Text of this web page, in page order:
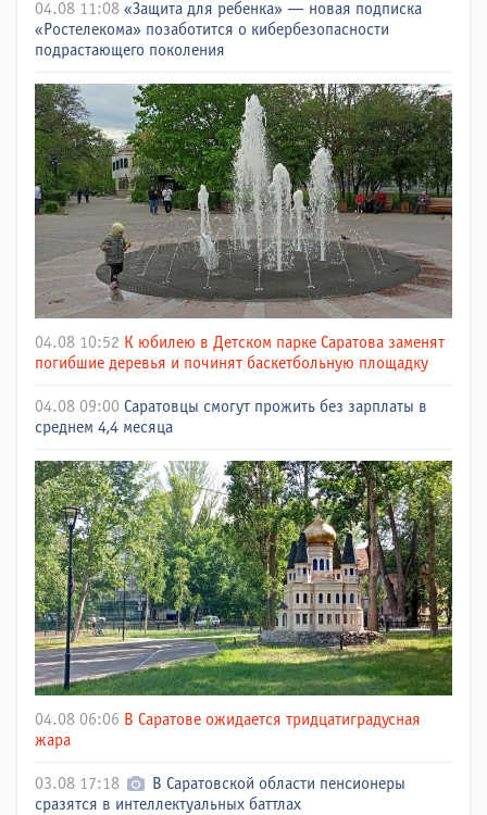
04.08 11:08 «Защита для ребенка» — новая подписка
«Ростелекома» позаботится о кибербезопасности
подрастающего поколения
04.08 10:52 К юбилею в Детском парке Саратова заменят
погибшие деревья и починят баскетбольную площадку
04.08 09:00 Саратовцы смогут прожить без зарплаты в
среднем 4,4 месяца
04.08 06:06 В Саратове ожидается тридцатиградусная
жара
03.08 17:18
В Саратовской области пенсионеры
сразятся в интеллектуальных баттлах